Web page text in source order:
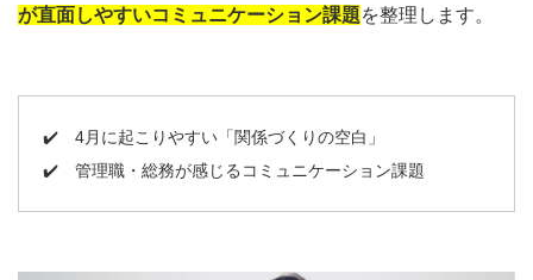
が直面しやすいコミュニケーション課題を整理します。
✔️ 4月に起こりやすい「関係づくりの空白」
✔️ 管理職・総務が感じるコミュニケーション課題